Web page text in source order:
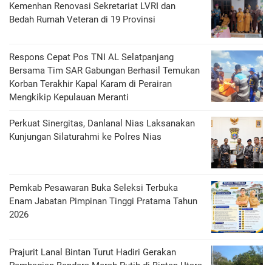
Kemenhan Renovasi Sekretariat LVRI dan
Bedah Rumah Veteran di 19 Provinsi
Respons Cepat Pos TNI AL Selatpanjang
Bersama Tim SAR Gabungan Berhasil Temukan
Korban Terakhir Kapal Karam di Perairan
Mengkikip Kepulauan Meranti
Perkuat Sinergitas, Danlanal Nias Laksanakan
Kunjungan Silaturahmi ke Polres Nias
Pemkab Pesawaran Buka Seleksi Terbuka
Enam Jabatan Pimpinan Tinggi Pratama Tahun
2026
Prajurit Lanal Bintan Turut Hadiri Gerakan